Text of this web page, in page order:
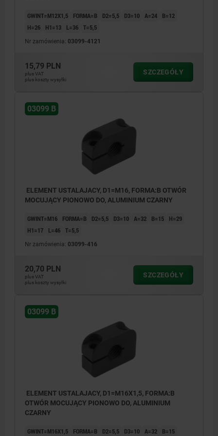
GWINT=M12X1,5 FORMA=B D2=5,5 D3=10 A=24
B=12
H=26
H1=13 L=36 T=5,5
Nr zamówienia: 03099-4121
15,79 PLN
plus VAT
plus koszty wysyłki
SZCZEGÓŁY
03099 B
ELEMENT USTALAJACY, D1=M16, FORMA:B OTWÓR
MOCUJĄCY PIONOWO DO, ALUMINIUM CZARNY
GWINT=M16 FORMA=B D2=5,5 D3=10 A=32 B=15
H=29
H1=17
L=46 T=5,5
Nr zamówienia: 03099-416
20,70 PLN
plus VAT
plus koszty wysyłki
SZCZEGÓŁY
03099 B
ELEMENT USTALAJACY, D1=M16X1,5, FORMA:B
OTWÓR MOCUJĄCY PIONOWO DO, ALUMINIUM
CZARNY
GWINT=M16X1,5 FORMA=B D2=5,5 D3=10 A=32 B=15